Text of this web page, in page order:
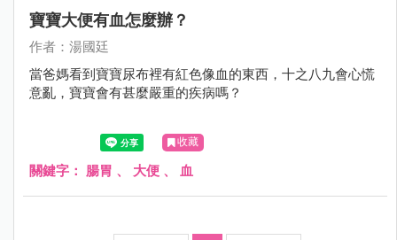
寶寶大便有血怎麼辦？
作者：湯國廷
當爸媽看到寶寶尿布裡有紅色像血的東西，十之八九會心慌
意亂，寶寶會有甚麼嚴重的疾病嗎？
收藏
關鍵字： 腸胃 、 大便 、 血